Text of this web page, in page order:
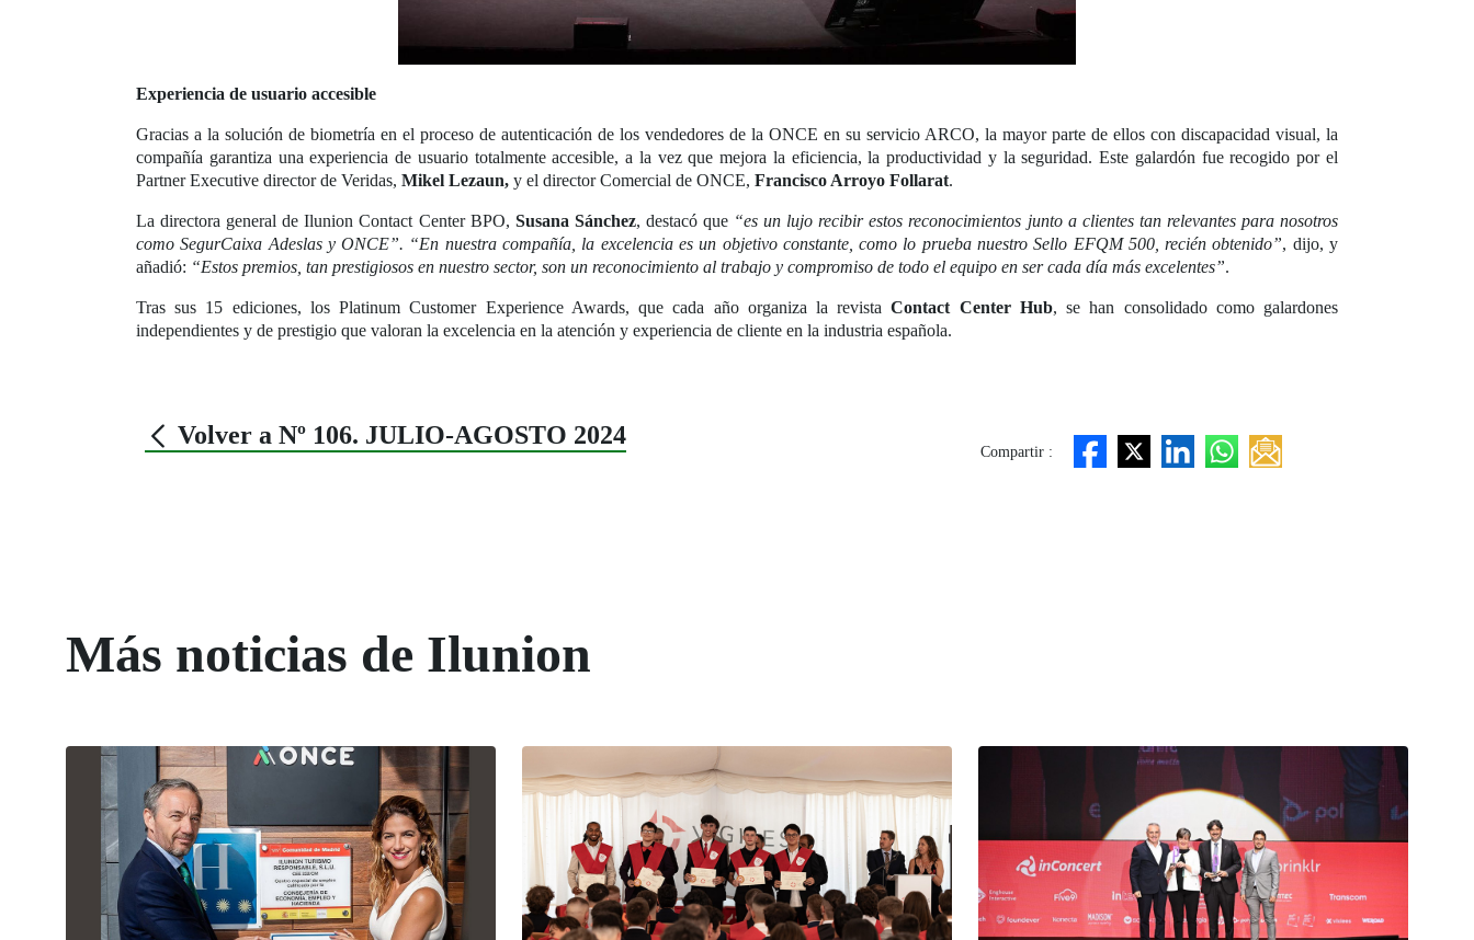
Experiencia de usuario accesible
Gracias a la solución de biometría en el proceso de autenticación de los vendedores de la ONCE en su servicio ARCO, la mayor parte de ellos con discapacidad visual, la
compañía garantiza una experiencia de usuario totalmente accesible, a la vez que mejora la eficiencia, la productividad y la seguridad. Este galardón fue recogido por el
Partner Executive director de Veridas, Mikel Lezaun, y el director Comercial de ONCE, Francisco Arroyo Follarat.
La directora general de Ilunion Contact Center BPO, Susana Sánchez, destacó que “es un lujo recibir estos reconocimientos junto a clientes tan relevantes para nosotros
como SegurCaixa Adeslas y ONCE”. “En nuestra compañía, la excelencia es un objetivo constante, como lo prueba nuestro Sello EFQM 500, recién obtenido”, dijo, y
añadió: “Estos premios, tan prestigiosos en nuestro sector, son un reconocimiento al trabajo y compromiso de todo el equipo en ser cada día más excelentes”.
Tras sus 15 ediciones, los Platinum Customer Experience Awards, que cada año organiza la revistaContact Center Hub, se han consolidado como galardones
independientes y de prestigio que valoran la excelencia en la atención y experiencia de cliente en la industria española.
Volver a Nº 106. JULIO-AGOSTO 2024
Compartir :
Más noticias de Ilunion